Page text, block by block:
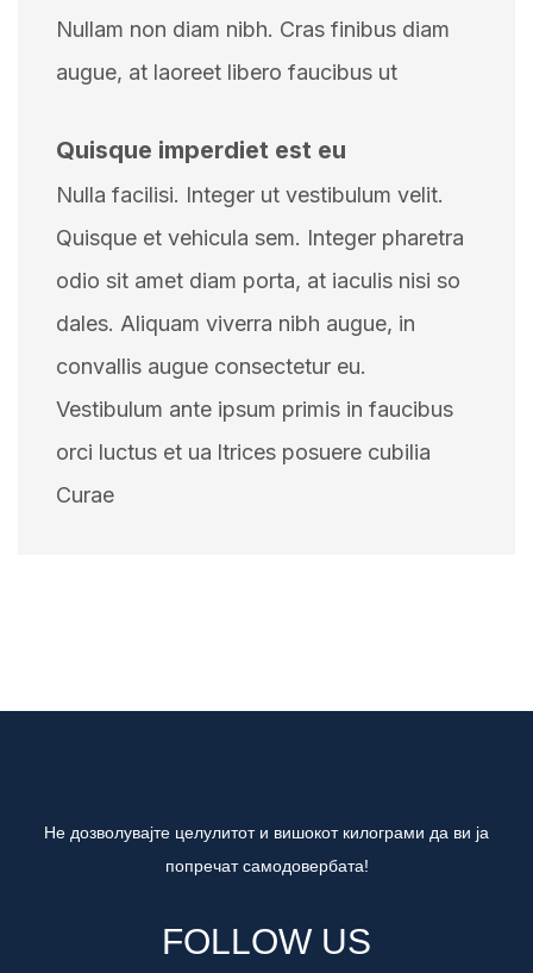
Nullam non diam nibh. Cras finibus diam
augue, at laoreet libero faucibus ut
Quisque imperdiet est eu
Nulla facilisi. Integer ut vestibulum velit.
Quisque et vehicula sem. Integer pharetra
odio sit amet diam porta, at iaculis nisi so
dales. Aliquam viverra nibh augue, in
convallis augue consectetur eu.
Vestibulum ante ipsum primis in faucibus
orci luctus et ua ltrices posuere cubilia
Curae
Не дозволувајте целулитот и вишокот килограми да ви ја
попречат самодовербата!
FOLLOW US